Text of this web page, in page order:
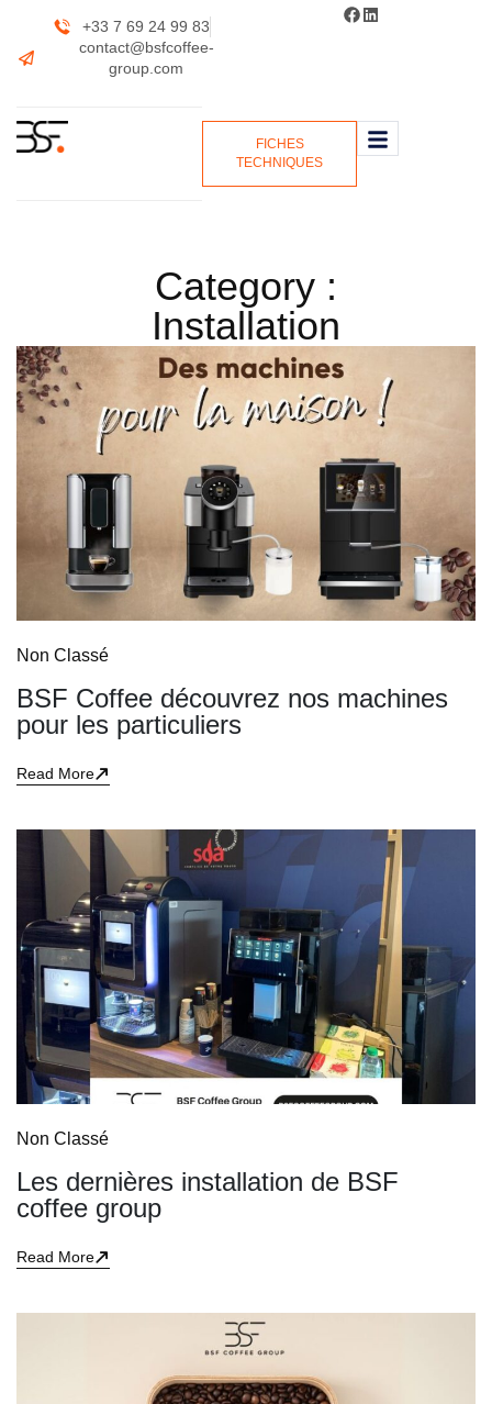
+33 7 69 24 99 83
contact@bsfcoffee-
group.com
FICHES
TECHNIQUES
Category :
Installation
Non Classé
BSF Coffee découvrez nos machines
pour les particuliers
Read More
Non Classé
Les dernières installation de BSF
coffee group
Read More